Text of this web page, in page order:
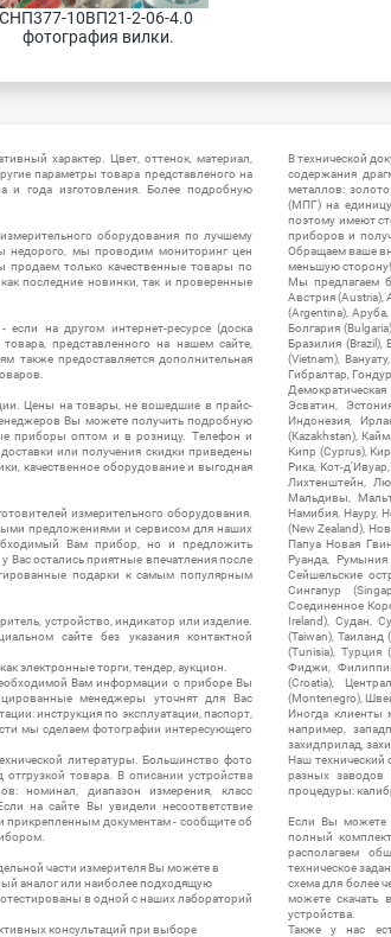
СНП377-10ВП21-2-06-4.0
фотография вилки.
характер. Цвет, оттенок, материал,
параметры товара представленого на
и года изготовления. Более подробную
оборудования по лучшему
недорого, мы проводим мониторинг цен
продаем только качественные товары по
последние новинки, так и проверенные
на другом интернет-ресурсе (доска
представленного на нашем сайте,
также предоставляется дополнительная
Цены на товары, не вошедшие в прайс-
Вы можете получить подробную
приборы оптом и в розницу. Телефон и
или получения скидки приведены
качественное оборудование и выгодная
измерительного оборудования.
предложениями и сервисом для наших
Вам прибор, но и предложить
Вас остались приятные впечатления после
подарки к самым популярным
устройство, индикатор или изделие.
сайте без указания контактной
электронные торги, тендер, аукцион.
Вам информации о приборе Вы
менеджеры уточнят для Вас
инструкция по эксплуатации, паспорт,
мы сделаем фотографии интересующего
литературы. Большинство фото
товара. В описании устройства
номинал, диапазон измерения, класс
на сайте Вы увидели несоответствие
прикрепленным документам - сообщите об
части измерителя Вы можете в
аналог или наиболее подходящую
в одной с наших лабораторий
консультаций при выборе
В технической
содержания
металлов:
(МПГ) на
поэтому имеют
приборов и
Обращаем ваше
меньшую сторону!
Мы предлагаем
Австрия (Austria),
(Argentina),
Болгария
Бразилия (Brazil),
(Vietnam),
Гибралтар,
Эсватин,
Индонезия,
(Kazakhstan),
Кипр (Cyprus),
Рика, Кот-
Лихтенштейн,
Мальдивы,
Намибия, Науру,
(New Zealand),
Папуа Новая
Руанда, Румыния
Сейшельские
Сингапур
Соединенное
Ireland), Судан,
(Taiwan), Таиланд
(Tunisia), Турция
Фиджи,
(Croatia),
(Montenegro),
Иногда клиенты
например,
захидприлад,
Наш технический
разных заводов
процедуры:
Если Вы можете
полный
располагаем
техническое
схема для более
можете скачать
устройства.
Также у нас